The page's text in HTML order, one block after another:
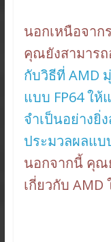
นอกเหนือจา
คุณยังสามาร
กับวิธีที่ AMD
แบบ FP64 ให้
จำเป็นอย่างยิ่
ประมวลผลแบ
นอกจากนี้ คุณ
เกี่ยวกับ AMD